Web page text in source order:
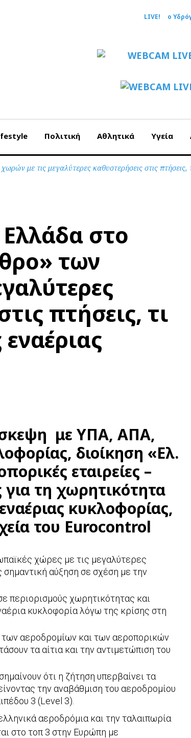
LIVE! ο
Πολιτική Αθλητικά Υγεία
με τις μεγαλύτερες καθυστερήσεις στις πτήσεις,
Ελλάδα στο
των
πτήσεις, τι
εναέριας
με ΥΠΑ, ΑΠΑ,
διοίκηση «Ελ.
εταιρείες –
για τη χωρητικότητα
κυκλοφορίας,
του Eurocontrol
χώρες με τις μεγαλύτερες
αύξηση σε σχέση με την
περιορισμούς χωρητικότητας και
κυκλοφορία λόγω της κρίσης στη
των αεροδρομίων και των αεροπορικών
τα αίτια και την αντιμετώπιση του
ότι η ζήτηση υπερβαίνει τα
την αναβάθμιση του αεροδρομίου
3 (Level 3).
αεροδρόμια και την ταλαιπωρία
στο τοπ 3 στην Ευρώπη με